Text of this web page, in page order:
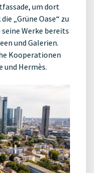
um dort
„Grüne Oase“ zu
Werke bereits
und Galerien.
Kooperationen
und Hermès.